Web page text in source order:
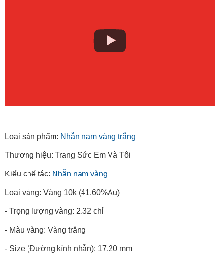
Loại sản phẩm: N hẫn nam vàng trắng
Thương hiệu: Trang Sức Em Và Tôi
Kiểu chế tác: Nhẫn nam vàng
Loại vàng: Vàng 10k (41.60%Au)
- Trọng lượng vàng: 2.32 chỉ
- Màu vàng: Vàng trắng
- Size (Đường kính nhẫn): 17.20 mm